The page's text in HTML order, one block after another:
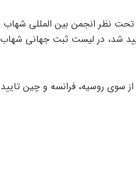
شهاب سنگ شناسی تحت نظر انجمن بین المللی شهاب
شد، در لیست ثبت جهانی شهاب
سوی روسیه، فرانسه و چین تایید